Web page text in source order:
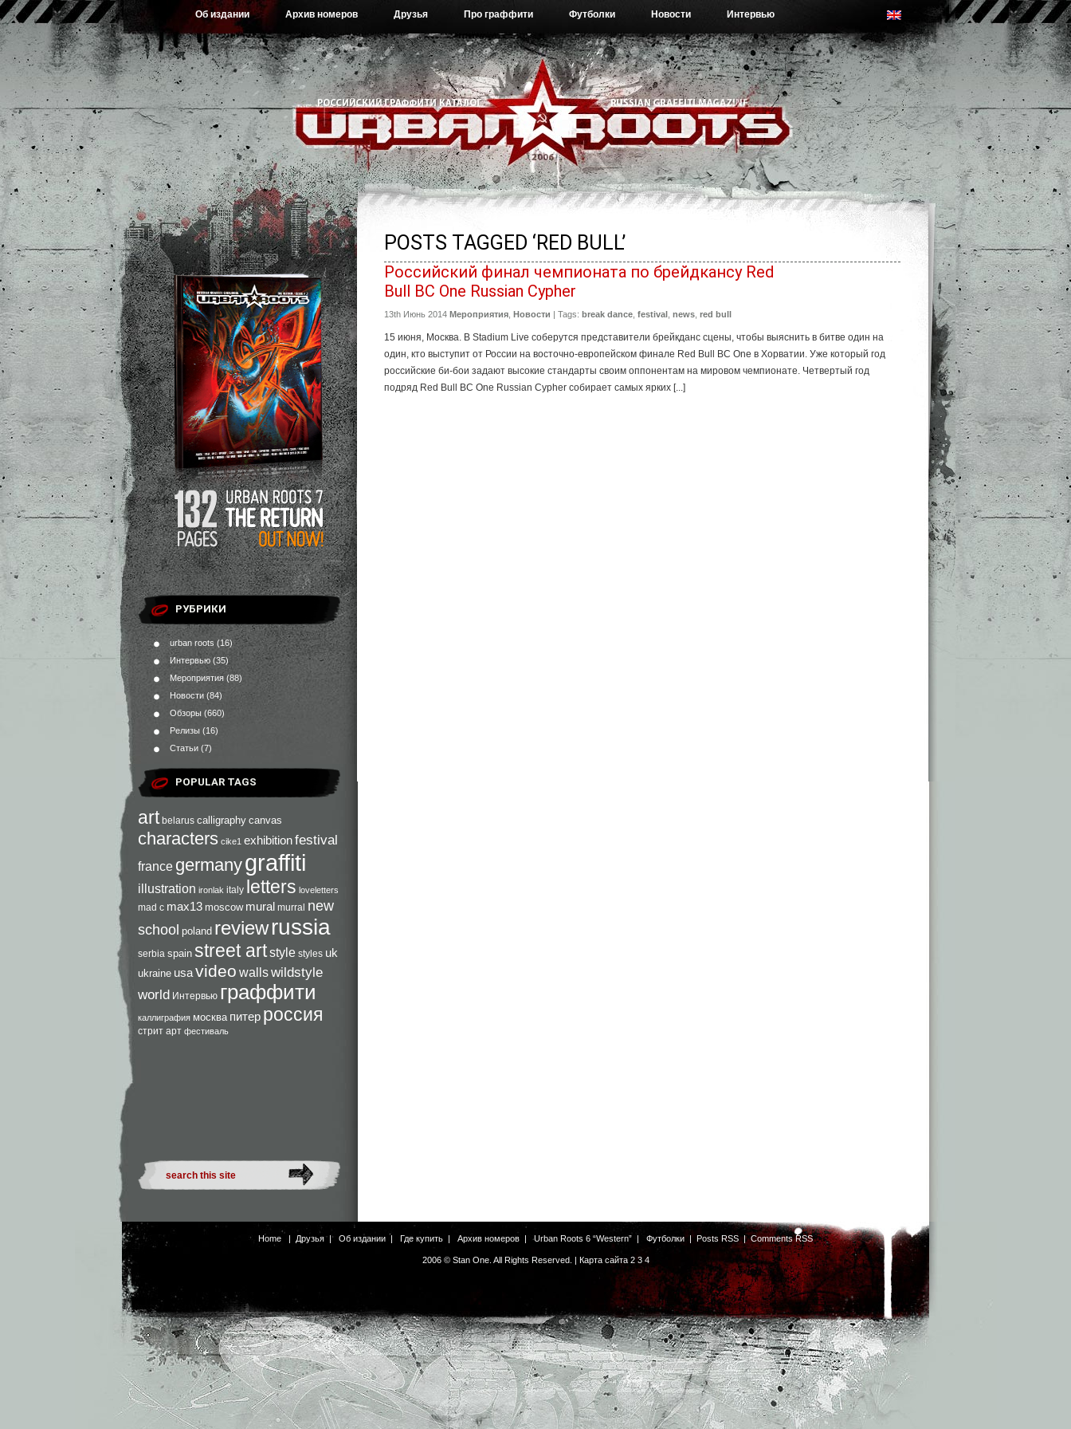
Об издании Архив номеров Друзья Про граффити Футболки Новости Интервью
РУБРИКИ
urban roots (16)
Интервью (35)
Мероприятия (88)
Новости (84)
Обзоры (660)
Релизы (16)
Статьи (7)
POPULAR TAGS
art belarus calligraphy canvas
characters cike1 exhibitionfestival
france germanygraffiti
illustration ironlak italy letters loveletters
mad c max13 moscow mural murral new
school poland reviewrussia
serbia spain street artstyle styles uk
ukraine usavideo wallswildstyle
world Интервью граффити
каллиграфия москва питер россия
стрит арт фестиваль
POSTS TAGGED ‘RED BULL’
Российский финал чемпионата по брейдкансу Red
Bull BC One Russian Cypher
13th Июнь 2014 Мероприятия Новости | Tags: break dance festival news red bull
15 июня, Москва. В Stadium Live соберутся представители брейкданс сцены, чтобы выяснить в битве один на
один, кто выступит от России на восточно-европейском финале Red Bull BC One в Хорватии. Уже который год
российские би-бои задают высокие стандарты своим оппонентам на мировом чемпионате. Четвертый год
подряд Red Bull BC One Russian Cypher собирает самых ярких [...]
Home | Друзья| Об издании | Где купить | Архив номеров |Urban Roots 6 “Western” | Футболки| Posts RSS|Comments RSS
2006 © Stan One. All Rights Reserved. | Карта сайта 2 3 4